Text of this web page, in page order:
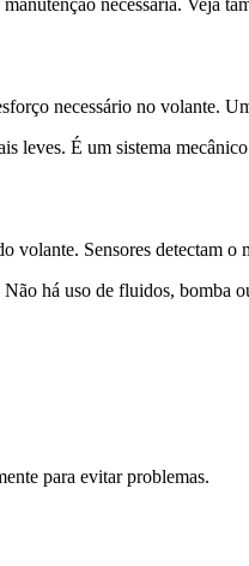
necessária. Veja
necessário no volante.
leves. É um sistema
Sensores detectam o
há uso de fluidos, bomba
para evitar problemas.